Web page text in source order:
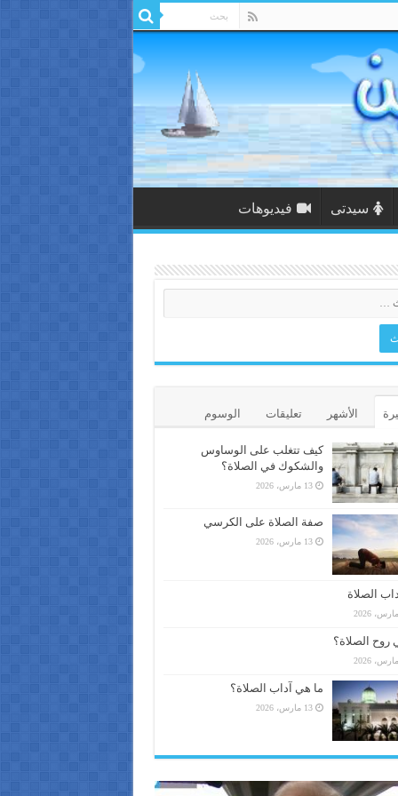
سيدتى فيديوهات
الأشهر تعليقات الوسوم
كيف تتغلب على الوساوس
والشكوك في الصلاة؟
13 مارس، 2026
صفة الصلاة على الكرسي
13 مارس، 2026
الصلاة
روح الصلاة؟
ما هي آداب الصلاة؟
13 مارس، 2026